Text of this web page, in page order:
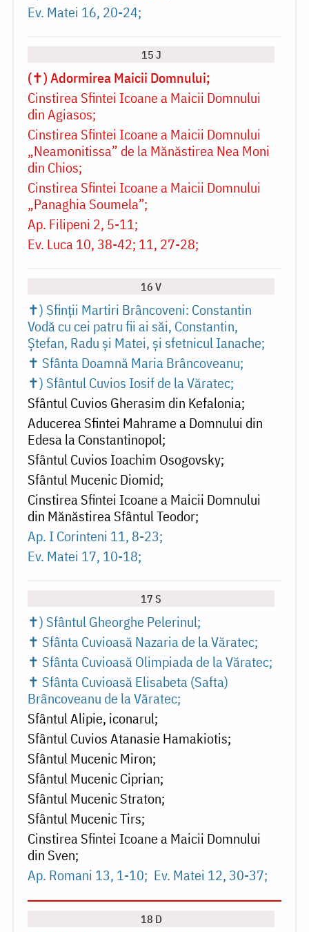
Ev. Matei 16, 20-24
15 J
(✝) Adormirea Maicii Domnului
Cinstirea Sfintei Icoane a Maicii Domnului
din Agiasos
Cinstirea Sfintei Icoane a Maicii Domnului
„Neamonitissa” de la Mănăstirea Nea Moni
din Chios
Cinstirea Sfintei Icoane a Maicii Domnului
„Panaghia Soumela”
Ap. Filipeni 2, 5-11
Ev. Luca 10, 38-42; 11, 27-28
16 V
✝) Sfinții Martiri Brâncoveni: Constantin
Vodă cu cei patru fii ai săi, Constantin,
Ștefan, Radu și Matei, și sfetnicul Ianache
✝ Sfânta Doamnă Maria Brâncoveanu
✝) Sfântul Cuvios Iosif de la Văratec
Sfântul Cuvios Gherasim din Kefalonia
Aducerea Sfintei Mahrame a Domnului din
Edesa la Constantinopol
Sfântul Cuvios Ioachim Osogovsky
Sfântul Mucenic Diomid
Cinstirea Sfintei Icoane a Maicii Domnului
din Mănăstirea Sfântul Teodor
Ap. I Corinteni 11, 8-23
Ev. Matei 17, 10-18
17 S
✝) Sfântul Gheorghe Pelerinul
✝ Sfânta Cuvioasă Nazaria de la Văratec
✝ Sfânta Cuvioasă Olimpiada de la Văratec
✝ Sfânta Cuvioasă Elisabeta (Safta)
Brâncoveanu de la Văratec
Sfântul Alipie, iconarul
Sfântul Cuvios Atanasie Hamakiotis
Sfântul Mucenic Miron
Sfântul Mucenic Ciprian
Sfântul Mucenic Straton
Sfântul Mucenic Tirs
Cinstirea Sfintei Icoane a Maicii Domnului
din Sven
Ap. Romani 13, 1-10 Ev. Matei 12, 30-37
18 D